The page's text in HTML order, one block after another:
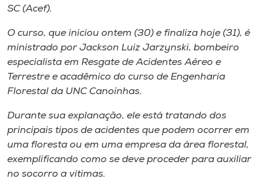
Editora
Rádio
Museu
Unoesc
Store
SC (Acef).
O curso, que iniciou ontem (30) e finaliza hoje (31), é
ministrado por Jackson Luiz Jarzynski, bombeiro
especialista em Resgate de Acidentes Aéreo e
Terrestre e acadêmico do curso de Engenharia
Florestal da UNC Canoinhas.
Durante sua explanação, ele está tratando dos
principais tipos de acidentes que podem ocorrer em
uma floresta ou em uma empresa da área florestal,
exemplificando como se deve proceder para auxiliar
no socorro a vítimas.